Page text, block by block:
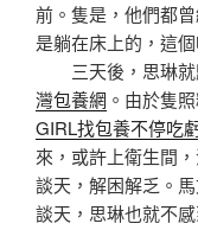
前。隻是，他們都
是躺在床上的，這
三天後，思琳就
灣包養網 。由於隻
GIRL找包養不停吃
來，或許上衛生間
談天，解困解乏。
談天，思琳也就不